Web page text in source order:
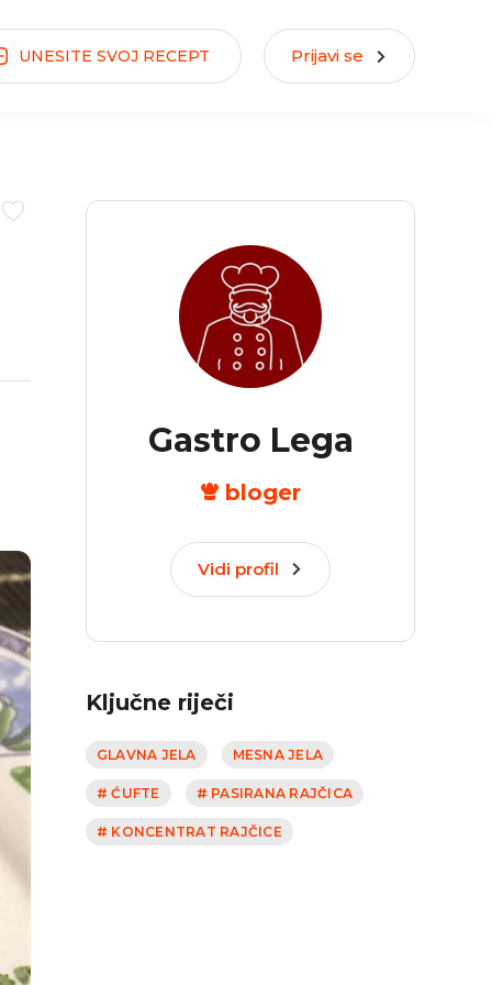
UNESITE SVOJ RECEPT Prijavi se
Gastro Lega
bloger
Vidi profil
Ključne riječi
GLAVNA JELA MESNA JELA
# ĆUFTE # PASIRANA RAJČICA
# KONCENTRAT RAJČICE